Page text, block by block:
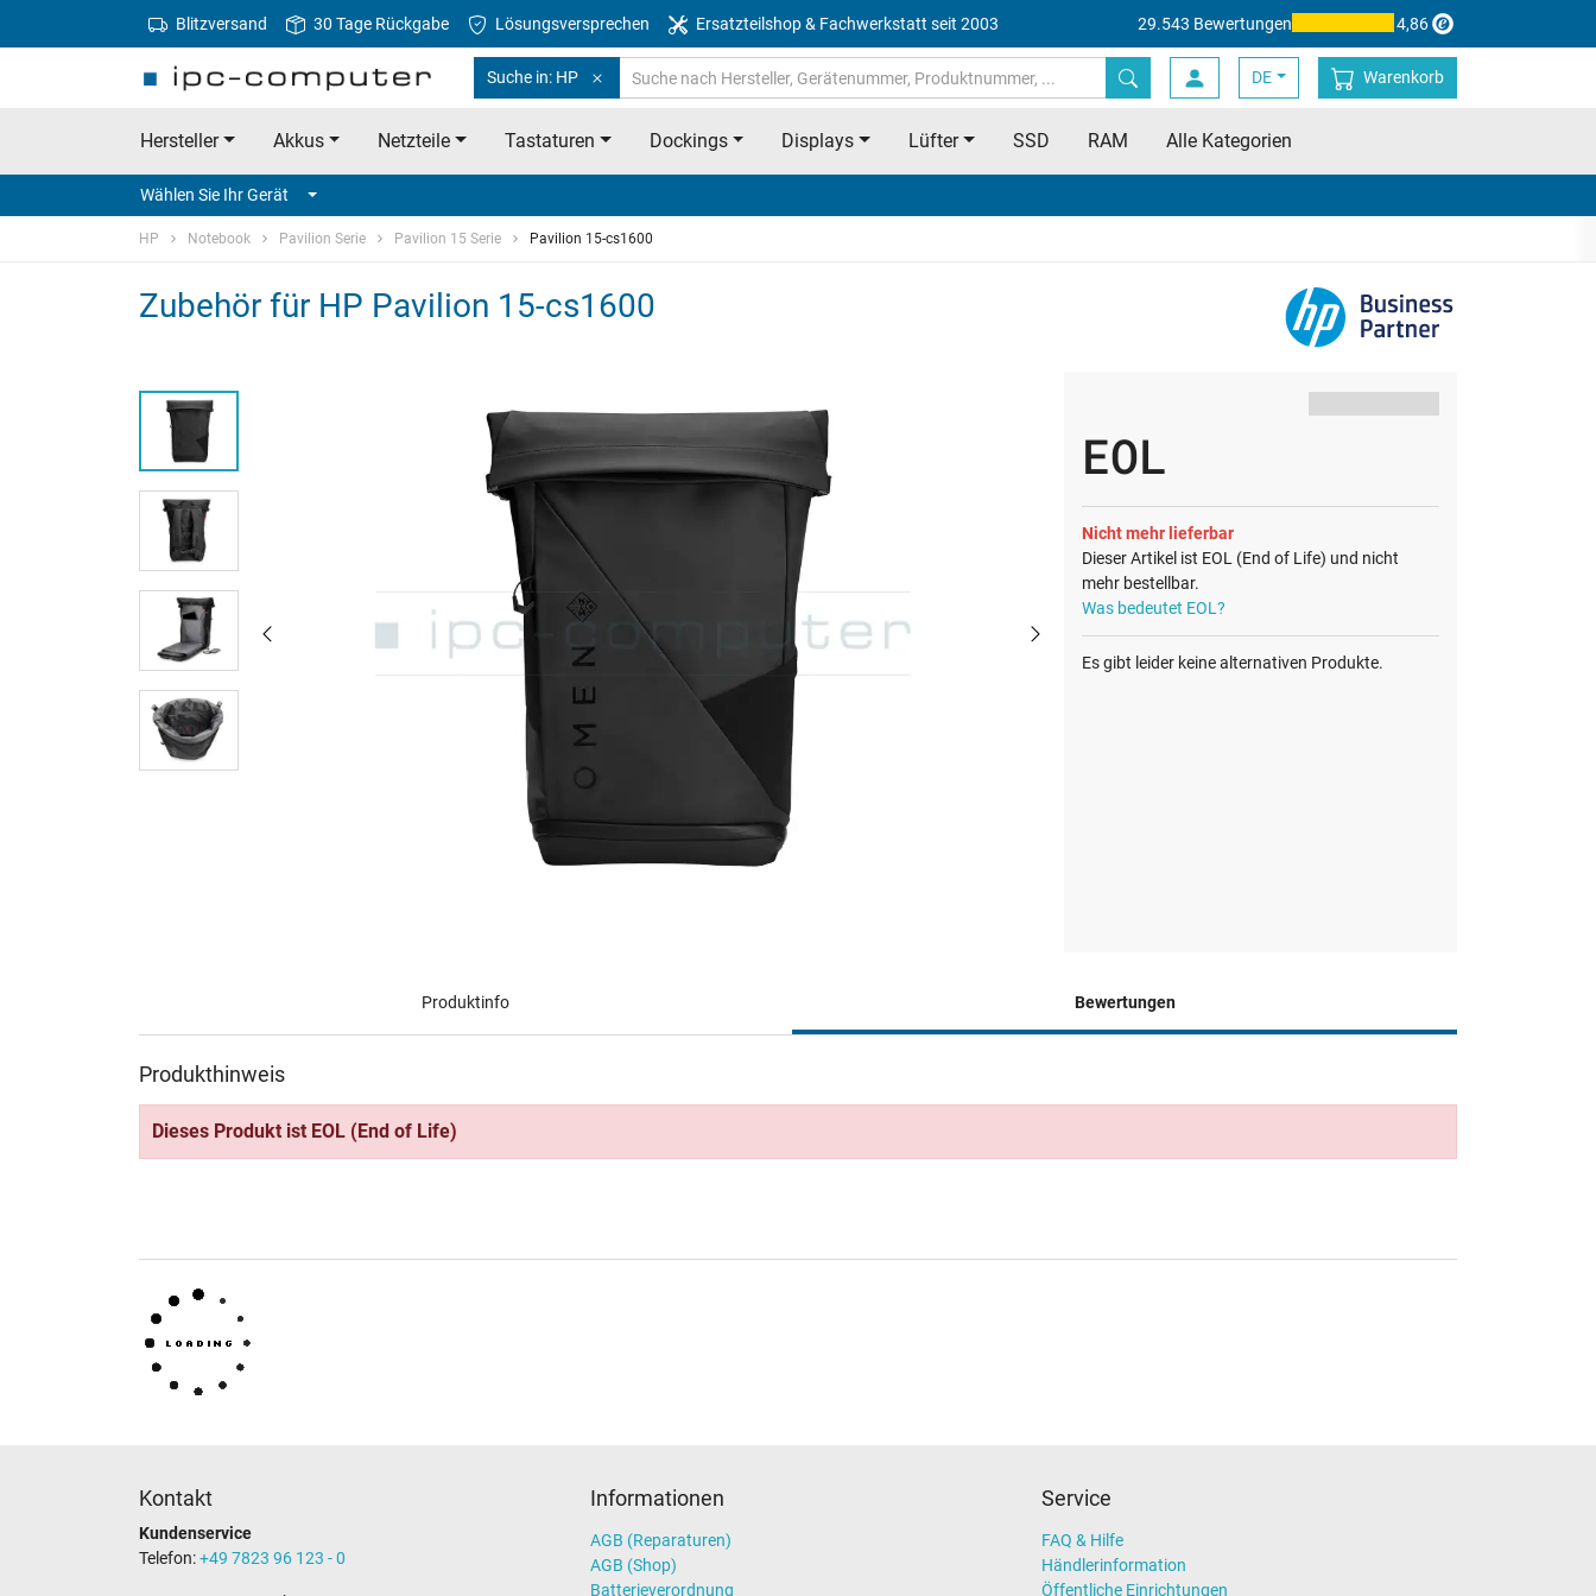
Blitzversand 30 Tage Rückgabe Lösungsversprechen Ersatzteilshop & Fachwerkstatt seit 2003 29.543 Bewertungen 4,86
Suche in: HP DE Warenkorb
Hersteller Akkus Netzteile Tastaturen Dockings Displays Lüfter SSD RAM Alle Kategorien
Wählen Sie Ihr Gerät
HP Notebook Pavilion Serie Pavilion 15 Serie Pavilion 15-cs1600
Zubehör für HP Pavilion 15-cs1600
EOL
Nicht mehr lieferbar
Dieser Artikel ist EOL (End of Life) und nicht
mehr bestellbar.
Was bedeutet EOL?
Es gibt leider keine alternativen Produkte.
Produktinfo Bewertungen
Produkthinweis
Dieses Produkt ist EOL (End of Life)
Kontakt
Kundenservice
Telefon:+49 7823 96 123 - 0
Informationen
AGB (Reparaturen)
AGB (Shop)
Batterieverordnung
Service
FAQ & Hilfe
Händlerinformation
Öffentliche Einrichtungen